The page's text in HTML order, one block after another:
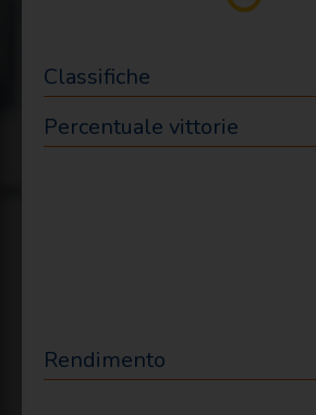
Classifiche
Percentuale vittorie
Rendimento